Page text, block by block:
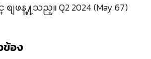
စျဖန္႔သည္။ Q2 2024 (May 67)
ข้อง